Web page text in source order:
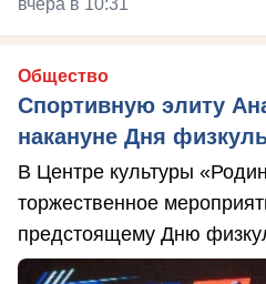
вчера в 10:31
Общество
Спортивную элиту
накануне Дня
В Центре культуры
торжественное
предстоящему Дню